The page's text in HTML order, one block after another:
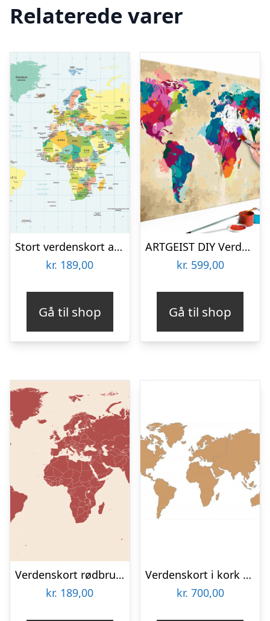
Relaterede varer
Stort verdenskort af Illux
kr. 189,00
Gå til shop
ARTGEIST DIY Verdenskort Colourful maleri – hvidt lærred, inkl. maling og 2 pensler (H: 40cm)
kr. 599,00
Gå til shop
Verdenskort rødbrun af Illux
kr. 189,00
Verdenskort i kork 80×150 cm.
kr. 700,00